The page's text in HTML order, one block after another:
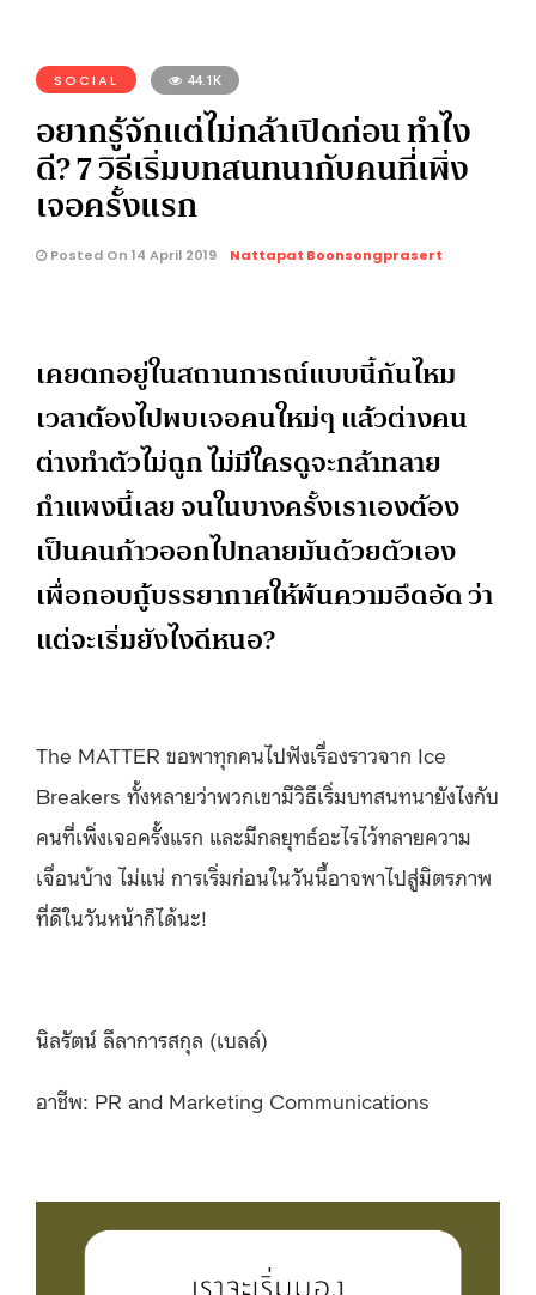
SOCIAL 44.1K
อยากรู้จักแต่ไม่กล้าเปิดก่อน ทำไง
ดี? 7 วิธีเริ่มบทสนทนากับคนที่เพิ่ง
เจอครั้งแรก
Posted On 14 April 2019 Nattapat Boonsongprasert
เคยตกอยู่ในสถานการณ์แบบนี้กันไหม
เวลาต้องไปพบเจอคนใหม่ๆ แล้วต่างคน
ต่างทำตัวไม่ถูก ไม่มีใครดูจะกล้าทลาย
กำแพงนี้เลย จนในบางครั้งเราเองต้อง
เป็นคนก้าวออกไปทลายมันด้วยตัวเอง
เพื่อกอบกู้บรรยากาศให้พ้นความอึดอัด ว่า
แต่จะเริ่มยังไงดีหนอ?
The MATTER ขอพาทุกคนไปฟังเรื่องราวจาก Ice
Breakers ทั้งหลายว่าพวกเขามีวิธีเริ่มบทสนทนายังไงกับ
คนที่เพิ่งเจอครั้งแรก และมีกลยุทธ์อะไรไว้ทลายความ
เจื่อนบ้าง ไม่แน่ การเริ่มก่อนในวันนี้อาจพาไปสู่มิตรภาพ
ที่ดีในวันหน้าก็ได้นะ!
นิลรัตน์ ลีลาการสกุล (เบลล์)
อาชีพ: PR and Marketing Communications